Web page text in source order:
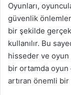
Oyunları,
güvenlik
bir şekilde
kullanılır. Bu
hisseder ve
bir ortamda oyun
artıran önemli